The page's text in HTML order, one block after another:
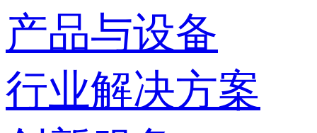
产品与设备
行业解决方案